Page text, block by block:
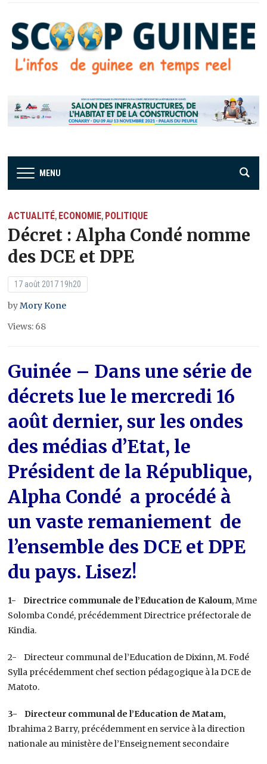
MENU
ACTUALITÉ, ECONOMIE, POLITIQUE
Décret : Alpha Condé nomme
des DCE et DPE
17 août 2017 19h20
byMory Kone
Views: 68
Guinée – Dans une série de
décrets lue le mercredi 16
août dernier, sur les ondes
des médias d’Etat, le
Président de la République,
Alpha Condé a procédé à
un vaste remaniement de
l’ensemble des DCE et DPE
du pays. Lisez!
1- Directrice communale de l’Education de Kaloum, Mme
Solomba Condé, précédemment Directrice préfectorale de
Kindia.
2- Directeur communal de l’Education de Dixinn, M. Fodé
Sylla précédemment chef section pédagogique à la DCE de
Matoto.
3- Directeur communal de l’Education de Matam,
Ibrahima 2 Barry, précédemment en service à la direction
nationale au ministère de l’Enseignement secondaire